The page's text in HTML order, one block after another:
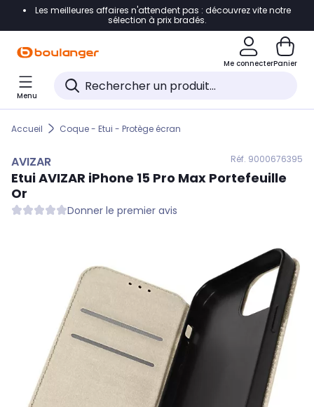
Accéder directement à la navigation
Accéder directement au pied de page
Accéder directement au chatbot
Les meilleures affaires n'attendent pas : découvrez vite notre
sélection à prix bradés.
Me connecterPanier
Menu
Accueil Coque - Etui - Protège écran
AVIZAR Réf. 9000676395
EtuiAVIZAR iPhone 15 Pro Max Portefeuille
Or
Donner le premier avis